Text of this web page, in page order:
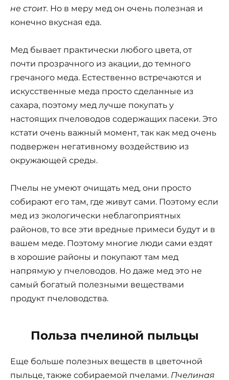
не стоит. Но в меру мед он очень полезная и
конечно вкусная еда.
Мед бывает практически любого цвета, от
почти прозрачного из акации, до темного
гречаного меда. Естественно встречаются и
искусственные меда просто сделанные из
сахара, поэтому мед лучше покупать у
настоящих пчеловодов содержащих пасеки. Это
кстати очень важный момент, так как мед очень
подвержен негативному воздействию из
окружающей среды.
Пчелы не умеют очищать мед, они просто
собирают его там, где живут сами. Поэтому если
мед из экологически неблагоприятных
районов, то все эти вредные примеси будут и в
вашем меде. Поэтому многие люди сами ездят
в хорошие районы и покупают там мед
напрямую у пчеловодов. Но даже мед это не
самый богатый полезными веществами
продукт пчеловодства.
Польза пчелиной пыльцы
Еще больше полезных веществ в цветочной
пыльце, также собираемой пчелами. Пчелиная